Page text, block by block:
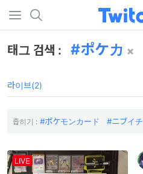
태그 검색 : ポケカ
라이브(2)
좁히기 : ポケモンカード ニブイチ
LIVE